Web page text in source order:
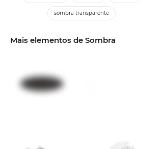
sombra transparente
Mais elementos de Sombra